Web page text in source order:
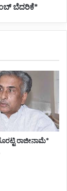
ಬೆದರಿಕೆ*
ರಾಜೀನಾಮೆ*